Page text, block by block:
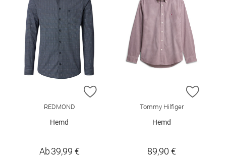
ZUR WUNSCHLISTE HINZUFÜGEN
REDMOND
Hemd
Ab39,99 €
ZUR
Tommy Hilfiger
Hemd
89,90 €